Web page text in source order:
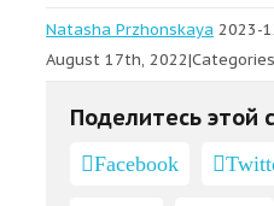
Natasha Przhonskaya 2023-
August 17th, 2022|
Поделитесь этой
Facebook